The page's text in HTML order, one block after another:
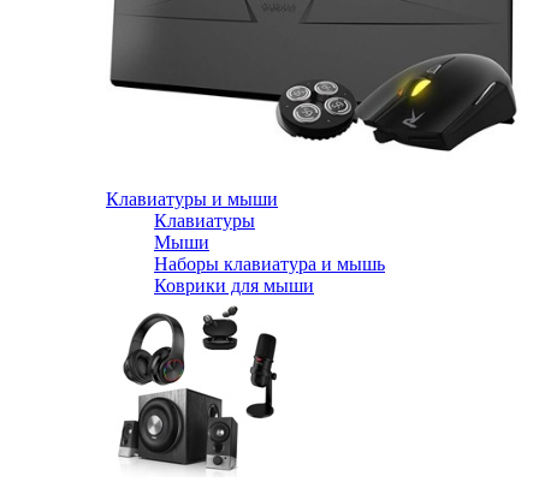
Клавиатуры и мыши
Клавиатуры
Мыши
Наборы клавиатура и мышь
Коврики для мыши